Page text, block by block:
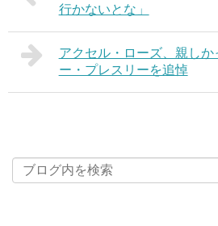
行かないとな」
アクセル・ローズ、親しか
ー・プレスリーを追悼